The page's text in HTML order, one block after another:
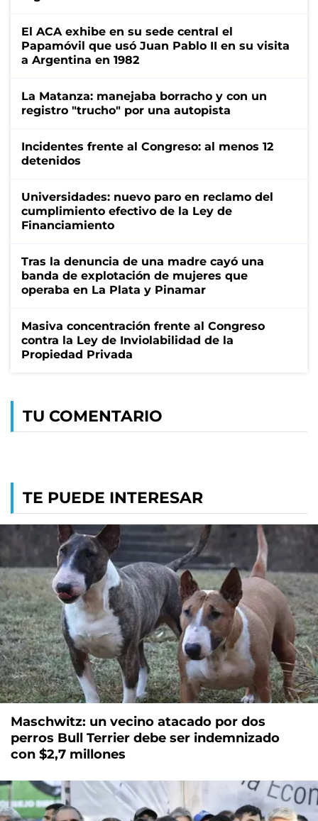
El ACA exhibe en su sede central el
Papamóvil que usó Juan Pablo II en su visita
a Argentina en 1982
La Matanza: manejaba borracho y con un
registro "trucho" por una autopista
Incidentes frente al Congreso: al menos 12
detenidos
Universidades: nuevo paro en reclamo del
cumplimiento efectivo de la Ley de
Financiamiento
Tras la denuncia de una madre cayó una
banda de explotación de mujeres que
operaba en La Plata y Pinamar
Masiva concentración frente al Congreso
contra la Ley de Inviolabilidad de la
Propiedad Privada
TU COMENTARIO
TE PUEDE INTERESAR
Maschwitz: un vecino atacado por dos
perros Bull Terrier debe ser indemnizado
con $2,7 millones